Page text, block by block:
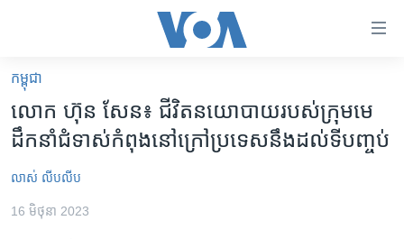
គេហទំព័រ​
ទាក់ទង
រំលង​
និង​
ទំព័រ​
កម្ពុជា
អន្តរជាតិ
ហេឡូវីអូអេ
កម្ពុជា
លោក​ ហ៊ុន សែន៖ ជីវិត​នយោបាយ​របស់​ក្រុម​មេ
ដឹកនាំ​ជំទាស់​​កំពុង​នៅ​ក្រៅ​ប្រទេស​នឹង​ដល់​ទី​បញ្ចប់
លាស់ លីបលីប
16 មិថុនា 2023